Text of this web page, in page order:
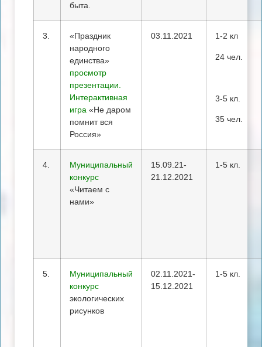
быта.
3.
«Праздник
народного
единства»
просмотр
презентации.
Интерактивная
игра «Не даром
помнит вся
Россия»
03.11.2021 1-2 кл
24 чел.
3-5 кл.
35 чел.
4.
Муниципальный
конкурс
«Читаем с
нами»
15.09.21-
21.12.2021
1-5 кл.
5.
Муниципальный
конкурс
экологических
рисунков
02.11.2021-
15.12.2021
1-5 кл.